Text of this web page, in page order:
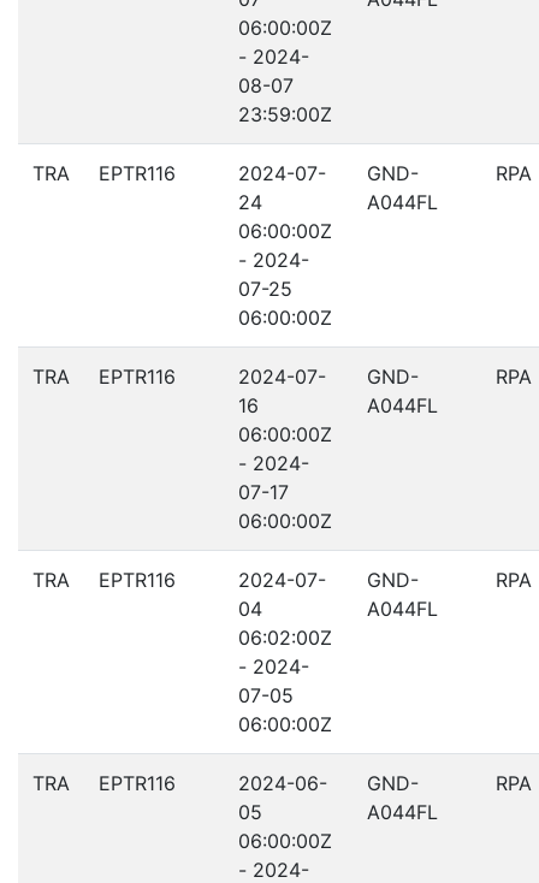
06:00:00Z
- 2024-
08-07
23:59:00Z
TRA EPTR116
2024-07-
24
06:00:00Z
- 2024-
07-25
06:00:00Z
GND-
A044FL
RPA
TRA EPTR116
2024-07-
16
06:00:00Z
- 2024-
07-17
06:00:00Z
GND-
A044FL
RPA
TRA EPTR116
2024-07-
04
06:02:00Z
- 2024-
07-05
06:00:00Z
GND-
A044FL
RPA
TRA EPTR116
2024-06-
05
06:00:00Z
- 2024-
GND-
A044FL
RPA